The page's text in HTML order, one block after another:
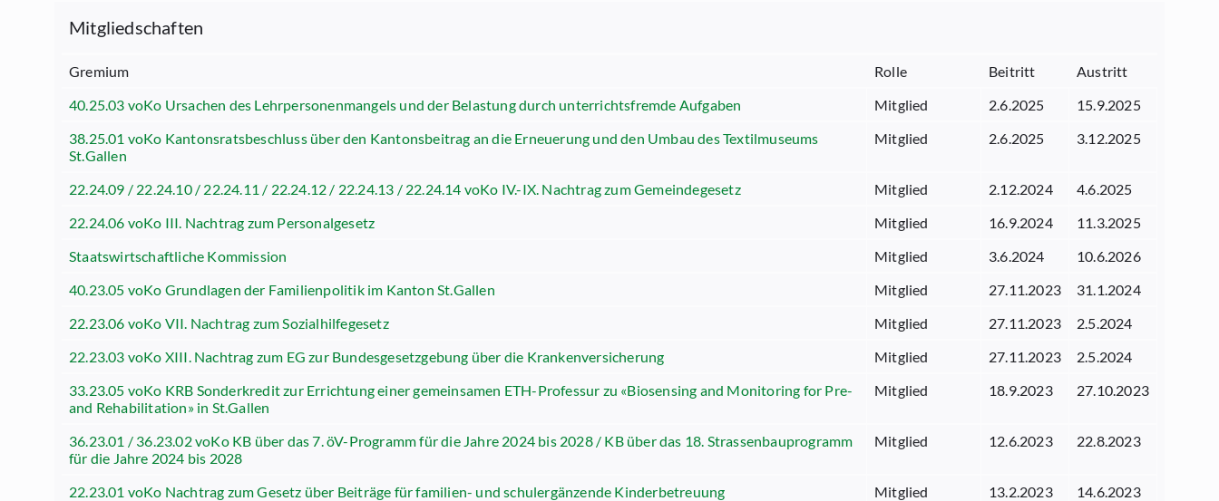
Mitgliedschaften
Gremium Rolle Beitritt
Austritt
40.25.03 voKo Ursachen des Lehrpersonenmangels und der Belastung durch unterrichtsfremde Aufgaben
Mitglied 2.6.2025
15.9.2025
38.25.01 voKo Kantonsratsbeschluss über den Kantonsbeitrag an die Erneuerung und den Umbau des Textilmuseums
St.Gallen
Mitglied 2.6.2025 3.12.2025
22.24.09 / 22.24.10 / 22.24.11 / 22.24.12 / 22.24.13 / 22.24.14 voKo IV.-IX. Nachtrag zum Gemeindegesetz Mitglied 2.12.2024
4.6.2025
22.24.06 voKo III. Nachtrag zum Personalgesetz
Mitglied 16.9.2024
11.3.2025
Staatswirtschaftliche Kommission
Mitglied 3.6.2024
10.6.2026
40.23.05 voKo Grundlagen der Familienpolitik im Kanton St.Gallen
Mitglied 27.11.2023
31.1.2024
22.23.06 voKo VII. Nachtrag zum Sozialhilfegesetz
Mitglied 27.11.2023
2.5.2024
22.23.03 voKo XIII. Nachtrag zum EG zur Bundesgesetzgebung über die Krankenversicherung
Mitglied 27.11.2023
2.5.2024
33.23.05 voKo KRB Sonderkredit zur Errichtung einer gemeinsamen ETH-Professur zu «Biosensing and Monitoring for Pre-
and Rehabilitation» in St.Gallen
Mitglied 18.9.2023 27.10.2023
36.23.01 / 36.23.02 voKo KB über das 7. öV-Programm für die Jahre 2024 bis 2028 / KB über das 18. Strassenbauprogramm
für die Jahre 2024 bis 2028
Mitglied 12.6.2023 22.8.2023
22.23.01 voKo Nachtrag zum Gesetz über Beiträge für familien- und schulergänzende Kinderbetreuung Mitglied 13.2.2023
14.6.2023